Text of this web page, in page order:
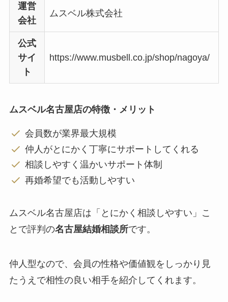
運営
会社
ムスベル株式会社
公式
サイ
ト
https://www.musbell.co.jp/shop/nagoya/
ムスベル名古屋店の特徴・メリット
会員数が業界最大規模
仲人がとにかく丁寧にサポートしてくれる
相談しやすく温かいサポート体制
再婚希望でも活動しやすい
ムスベル名古屋店は「とにかく相談しやすい」こ
とで評判の名古屋結婚相談所です。
仲人型なので、会員の性格や価値観をしっかり見
たうえで相性の良い相手を紹介してくれます。